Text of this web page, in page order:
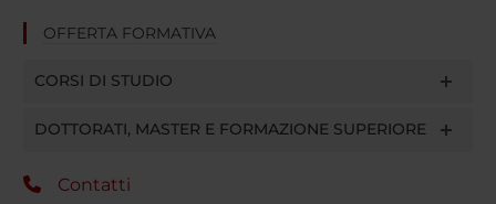
OFFERTA FORMATIVA
CORSI DI STUDIO
DOTTORATI, MASTER E FORMAZIONE SUPERIORE
Contatti